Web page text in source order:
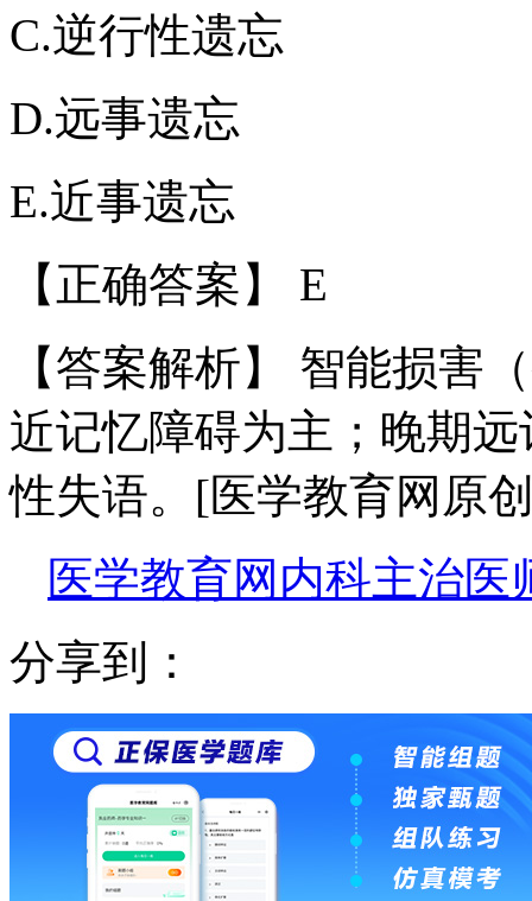
C.逆行性遗忘
D.远事遗忘
E.近事遗忘
【正确答案】 E
【答案解析】 智能损害
近记忆障碍为主；晚期
性失语。[医学教育网原
医学教育网内科主治医
分享到：